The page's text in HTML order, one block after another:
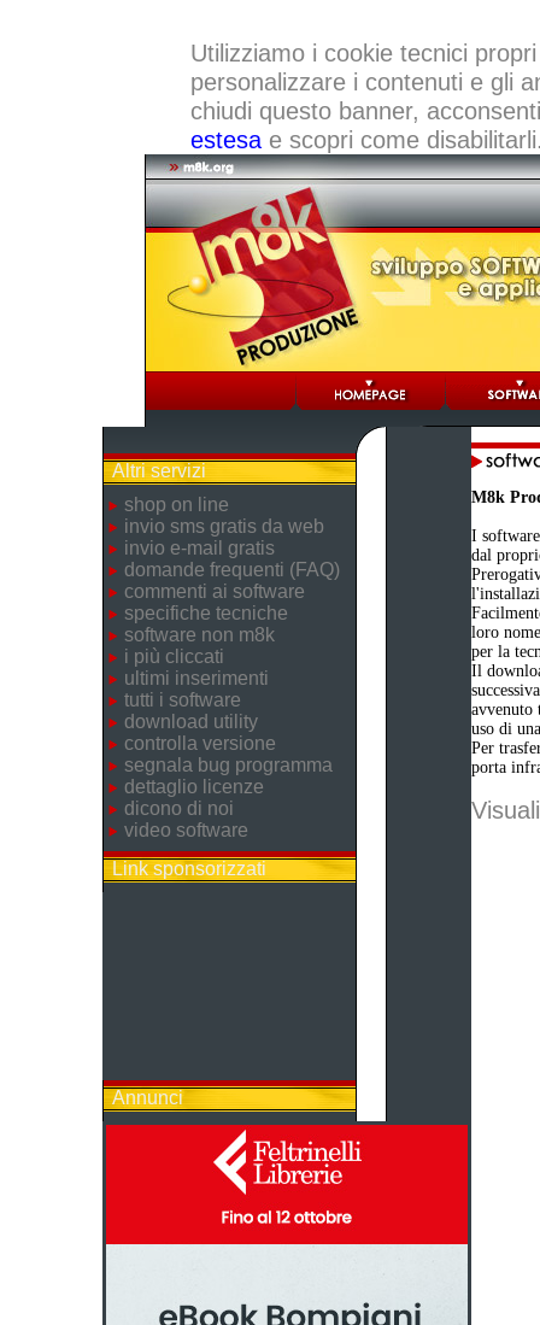
Utilizziamo i cookie tecnici
personalizzare i contenuti e gli
chiudi questo banner,
estesae scopri come
Altri servizi
shop on line
invio sms gratis da web
invio e-mail gratis
domande frequenti (FAQ)
commenti ai software
specifiche tecniche
software non m8k
i più cliccati
ultimi inserimenti
tutti i software
download utility
controlla versione
segnala bug programma
dettaglio licenze
dicono di noi
video software
Link sponsorizzati
Annunci
M8k
I
dal
loro
per la
Il
avvenuto
uso di
Per
porta